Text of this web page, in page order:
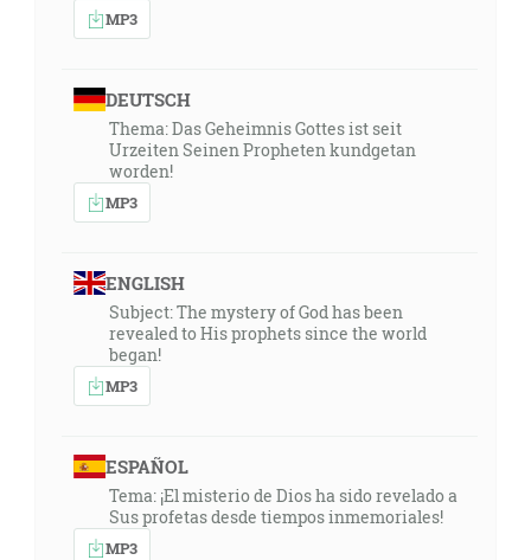
MP3
DEUTSCH
Thema: Das Geheimnis Gottes ist seit
Urzeiten Seinen Propheten kundgetan
worden!
MP3
ENGLISH
Subject: The mystery of God has been
revealed to His prophets since the world
began!
MP3
ESPAÑOL
Tema: ¡El misterio de Dios ha sido revelado a
Sus profetas desde tiempos inmemoriales!
MP3